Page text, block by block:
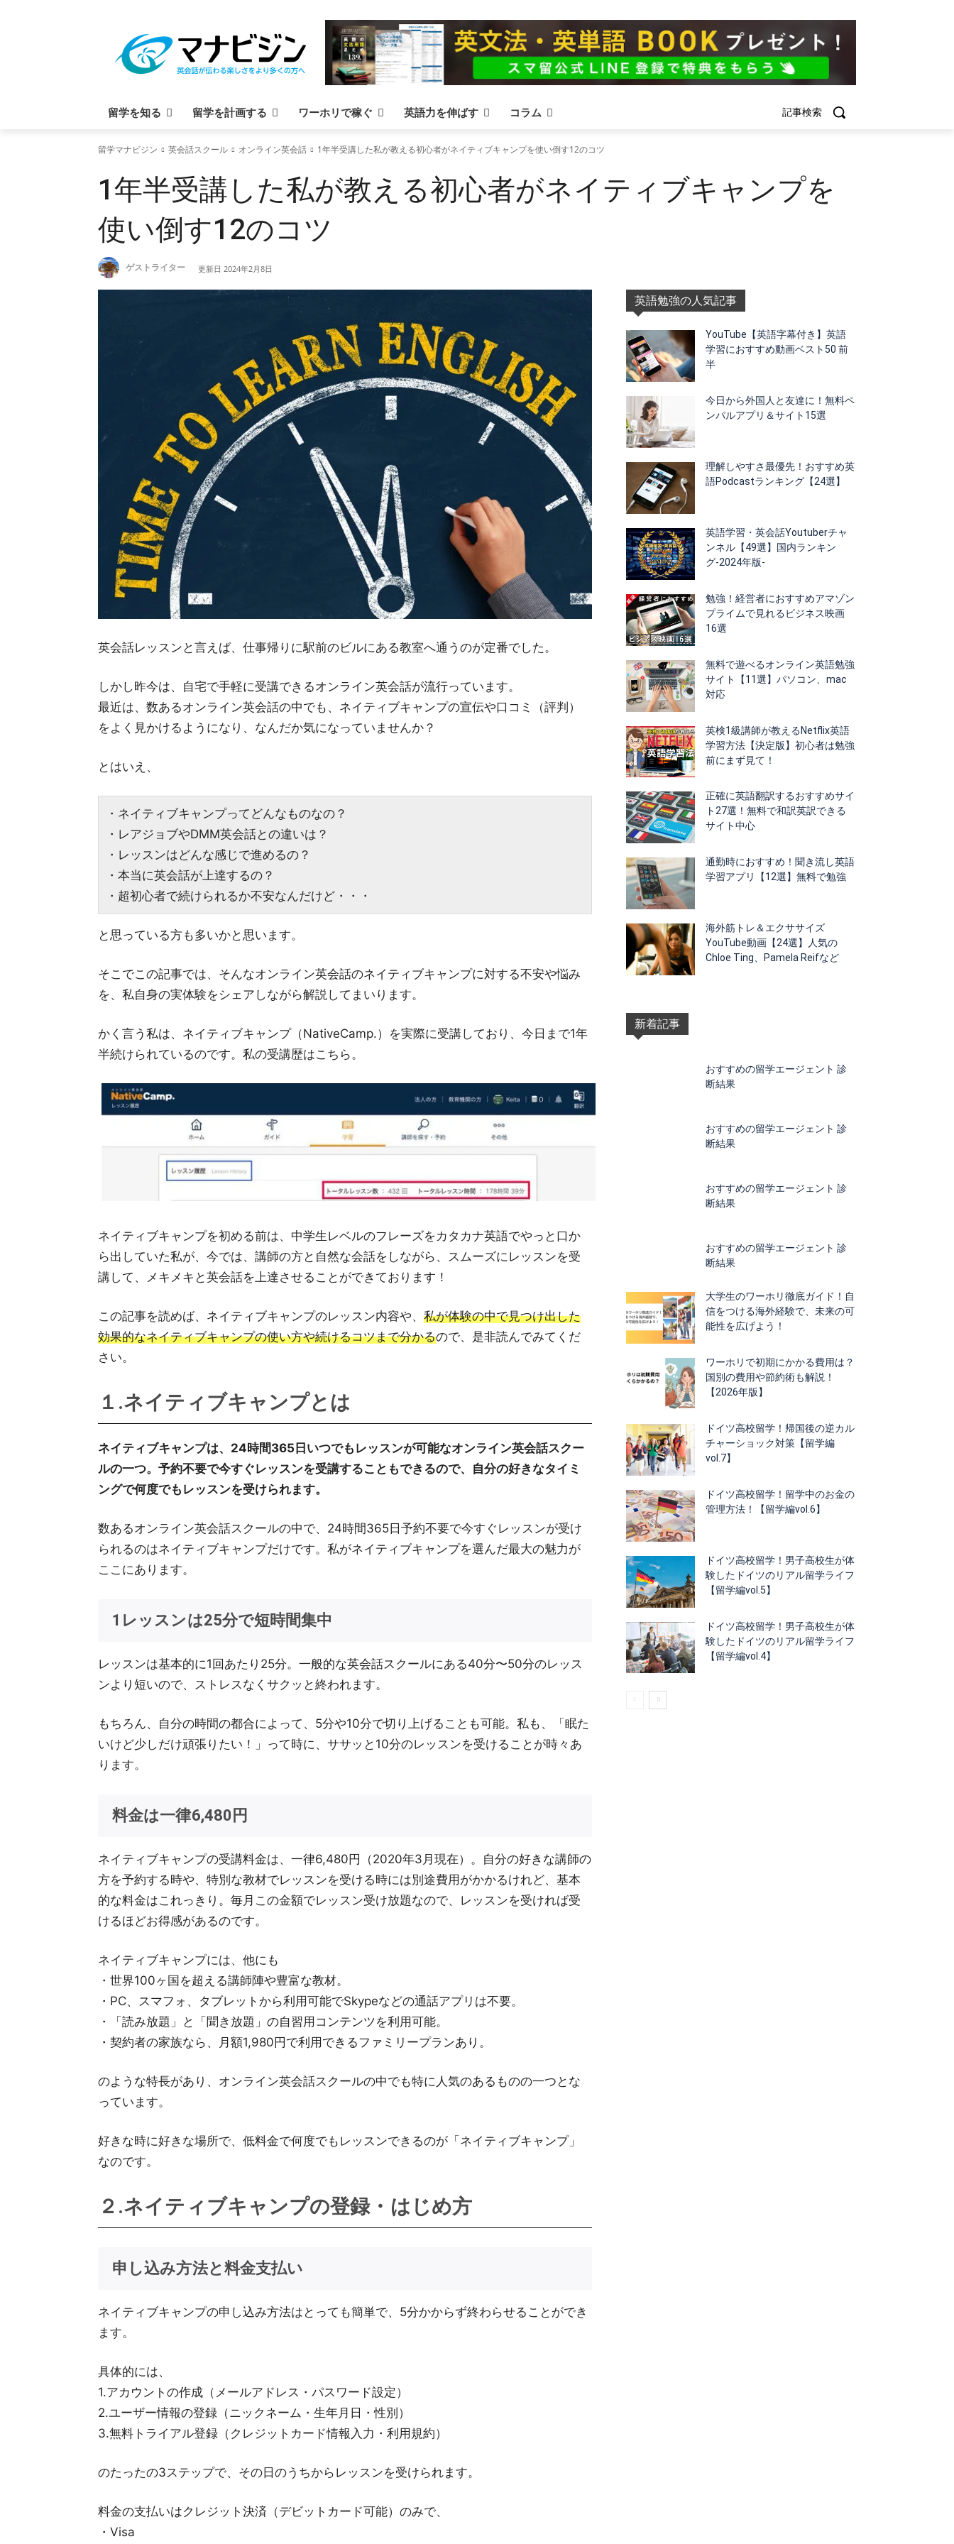
留学を知る 留学を計画する ワーホリで稼ぐ 英語力を伸ばす コラム 記事検索
留学マナビジン 英会話スクール オンライン英会話 1年半受講した私が教える初心者がネイティブキャンプを使い倒す12のコツ
1年半受講した私が教える初心者がネイティブキャンプを
使い倒す12のコツ
ゲストライター 更新日 2024年2月8日
英会話レッスンと言えば、仕事帰りに駅前のビルにある教室へ通うのが定番でした。
しかし昨今は、自宅で手軽に受講できるオンライン英会話が流行っています。
最近は、数あるオンライン英会話の中でも、ネイティブキャンプの宣伝や口コミ（評判）
をよく見かけるようになり、なんだか気になっていませんか？
とはいえ、
・ネイティブキャンプってどんなものなの？
・レアジョブやDMM英会話との違いは？
・レッスンはどんな感じで進めるの？
・本当に英会話が上達するの？
・超初心者で続けられるか不安なんだけど・・・
と思っている方も多いかと思います。
そこでこの記事では、そんなオンライン英会話のネイティブキャンプに対する不安や悩み
を、私自身の実体験をシェアしながら解説してまいります。
かく言う私は、ネイティブキャンプ（NativeCamp.）を実際に受講しており、今日まで1年
半続けられているのです。私の受講歴はこちら。
ネイティブキャンプを初める前は、中学生レベルのフレーズをカタカナ英語でやっと口か
ら出していた私が、今では、講師の方と自然な会話をしながら、スムーズにレッスンを受
講して、メキメキと英会話を上達させることができております！
この記事を読めば、ネイティブキャンプのレッスン内容や、 私が体験の中で見つけ出した
効果的なネイティブキャンプの使い方や続けるコツまで分かるので、是非読んでみてくだ
さい。
１.ネイティブキャンプとは
ネイティブキャンプは、24時間365日いつでもレッスンが可能なオンライン英会話スクー
ルの一つ。予約不要で今すぐレッスンを受講することもできるので、自分の好きなタイミ
ングで何度でもレッスンを受けられます。
数あるオンライン英会話スクールの中で、24時間365日予約不要で今すぐレッスンが受け
られるのはネイティブキャンプだけです。私がネイティブキャンプを選んだ最大の魅力が
ここにあります。
1レッスンは25分で短時間集中
レッスンは基本的に1回あたり25分。一般的な英会話スクールにある40分〜50分のレッス
ンより短いので、ストレスなくサクッと終われます。
もちろん、自分の時間の都合によって、5分や10分で切り上げることも可能。私も、「眠た
いけど少しだけ頑張りたい！」って時に、ササッと10分のレッスンを受けることが時々あ
ります。
料金は一律6,480円
ネイティブキャンプの受講料金は、一律6,480円（2020年3月現在）。自分の好きな講師の
方を予約する時や、特別な教材でレッスンを受ける時には別途費用がかかるけれど、基本
的な料金はこれっきり。毎月この金額でレッスン受け放題なので、レッスンを受ければ受
けるほどお得感があるのです。
ネイティブキャンプには、他にも
・世界100ヶ国を超える講師陣や豊富な教材。
・PC、スマフォ、タブレットから利用可能でSkypeなどの通話アプリは不要。
・「読み放題」と「聞き放題」の自習用コンテンツを利用可能。
・契約者の家族なら、月額1,980円で利用できるファミリープランあり。
のような特長があり、オンライン英会話スクールの中でも特に人気のあるものの一つとな
っています。
好きな時に好きな場所で、低料金で何度でもレッスンできるのが「ネイティブキャンプ」
なのです。
２.ネイティブキャンプの登録・はじめ方
申し込み方法と料金支払い
ネイティブキャンプの申し込み方法はとっても簡単で、5分かからず終わらせることができ
ます。
具体的には、
1.アカウントの作成（メールアドレス・パスワード設定）
2.ユーザー情報の登録（ニックネーム・生年月日・性別）
3.無料トライアル登録（クレジットカード情報入力・利用規約）
のたったの3ステップで、その日のうちからレッスンを受けられます。
料金の支払いはクレジット決済（デビットカード可能）のみで、
・Visa
英語勉強の人気記事
YouTube【英語字幕付き】英語
学習におすすめ動画ベスト50 前
半
今日から外国人と友達に！無料ペ
ンパルアプリ＆サイト15選
理解しやすさ最優先！おすすめ英
語Podcastランキング【24選】
英語学習・英会話Youtuberチャ
ンネル【49選】国内ランキン
グ-2024年版-
勉強！経営者におすすめアマゾン
プライムで見れるビジネス映画
16選
無料で遊べるオンライン英語勉強
サイト【11選】パソコン、mac
対応
英検1級講師が教えるNetflix英語
学習方法【決定版】初心者は勉強
前にまず見て！
正確に英語翻訳するおすすめサイ
ト27選！無料で和訳英訳できる
サイト中心
通勤時におすすめ！聞き流し英語
学習アプリ【12選】無料で勉強
海外筋トレ＆エクササイズ
YouTube動画【24選】人気の
Chloe Ting、Pamela Reifなど
新着記事
おすすめの留学エージェント 診
断結果
おすすめの留学エージェント 診
断結果
おすすめの留学エージェント 診
断結果
おすすめの留学エージェント 診
断結果
大学生のワーホリ徹底ガイド！自
信をつける海外経験で、未来の可
能性を広げよう！
ワーホリで初期にかかる費用は？
国別の費用や節約術も解説！
【2026年版】
ドイツ高校留学！帰国後の逆カル
チャーショック対策【留学編
vol.7】
ドイツ高校留学！留学中のお金の
管理方法！【留学編vol.6】
ドイツ高校留学！男子高校生が体
験したドイツのリアル留学ライフ
【留学編vol.5】
ドイツ高校留学！男子高校生が体
験したドイツのリアル留学ライフ
【留学編vol.4】